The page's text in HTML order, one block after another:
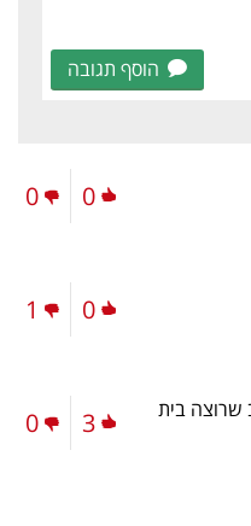
הוסף תגובה
0
0
0
1
שרוצה בית
3
0